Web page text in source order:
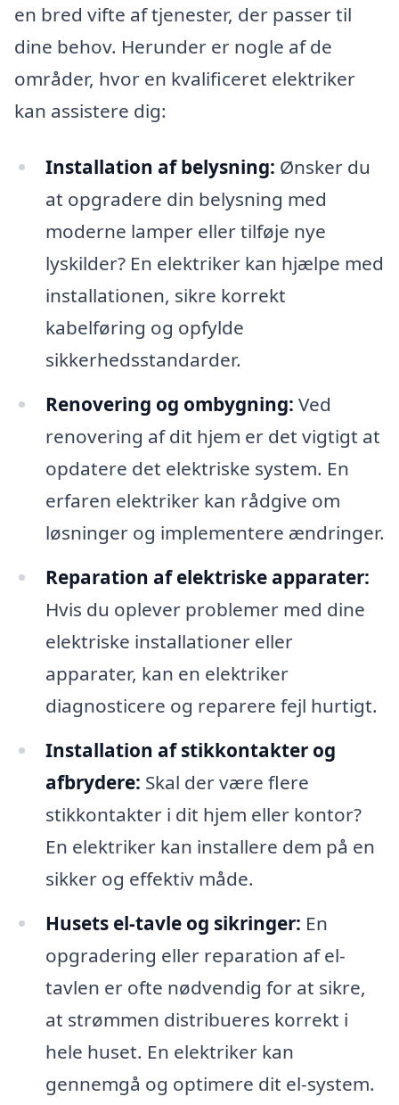
en bred vifte af tjenester, der passer til
dine behov. Herunder er nogle af de
områder, hvor en kvalificeret elektriker
kan assistere dig:
Installation af belysning: Ønsker du
at opgradere din belysning med
moderne lamper eller tilføje nye
lyskilder? En elektriker kan hjælpe med
installationen, sikre korrekt
kabelføring og opfylde
sikkerhedsstandarder.
Renovering og ombygning: Ved
renovering af dit hjem er det vigtigt at
opdatere det elektriske system. En
erfaren elektriker kan rådgive om
løsninger og implementere ændringer.
Reparation af elektriske apparater:
Hvis du oplever problemer med dine
elektriske installationer eller
apparater, kan en elektriker
diagnosticere og reparere fejl hurtigt.
Installation af stikkontakter og
afbrydere: Skal der være flere
stikkontakter i dit hjem eller kontor?
En elektriker kan installere dem på en
sikker og effektiv måde.
Husets el-tavle og sikringer: En
opgradering eller reparation af el-
tavlen er ofte nødvendig for at sikre,
at strømmen distribueres korrekt i
hele huset. En elektriker kan
gennemgå og optimere dit el-system.